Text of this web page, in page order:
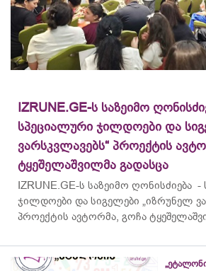
IZRUNE.GE-ს საზეიმო
სპეციალური ჯილდოები და
ვარსკვლავებს“ პროექტის
ტყეშელაშვილმა გადასცა
IZRUNE.GE-ს საზეიმო ღონისძიება -
ჯილდოები და სიგელები „იზრუნელ
პროექტის ავტორმა, გოჩა